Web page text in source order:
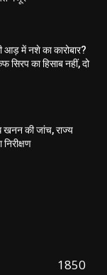
आड़ में नशे का कारोबार?
का हिसाब नहीं, दो
खनन की जांच, राज्य
1850